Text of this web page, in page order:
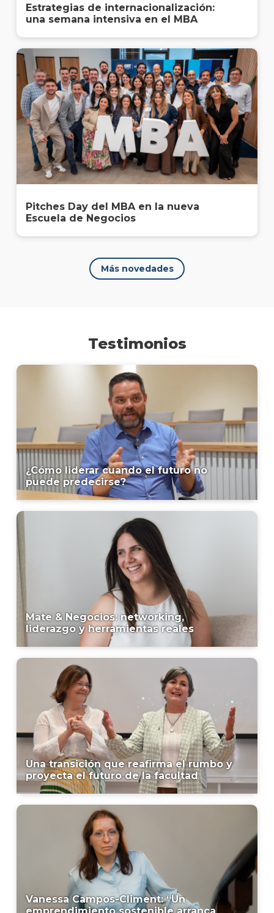
Estrategias de internacionalización:
una semana intensiva en el MBA
Pitches Day del MBA en la nueva
Escuela de Negocios
Más novedades
Testimonios
¿Cómo liderar cuando el futuro no
puede predecirse?
Mate & Negocios: networking,
liderazgo y herramientas reales
Una transición que reafirma el rumbo y
proyecta el futuro de la facultad
Vanessa Campos-Climent: “Un